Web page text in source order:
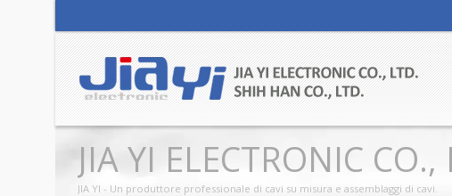
JIA YI ELECTRONIC
JIA YI - Un produttore professionale di cavi su misura e assemblaggi di cavi.